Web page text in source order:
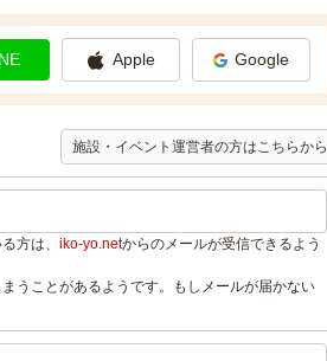
Apple Google
施設・イベント運営者の方はこちらから
方は、 iko-yo.netからのメールが受信できるよう
うことがあるようです。もしメールが届かない